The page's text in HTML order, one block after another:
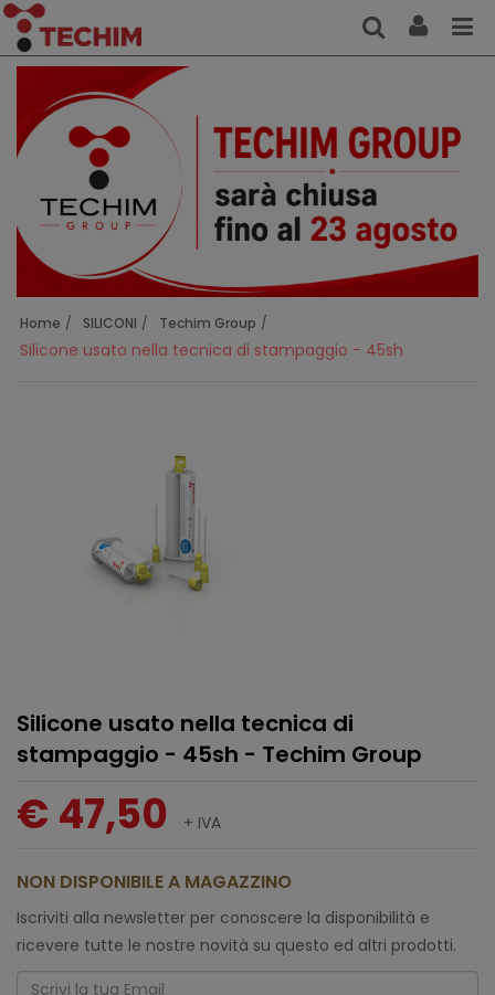
Home SILICONI Techim Group
Silicone usato nella tecnica di stampaggio - 45sh
Silicone usato nella tecnica di
stampaggio - 45sh - Techim Group
€ 47,50 + IVA
NON DISPONIBILE A MAGAZZINO
Iscriviti alla newsletter per conoscere la disponibilità e
ricevere tutte le nostre novità su questo ed altri prodotti.
Email